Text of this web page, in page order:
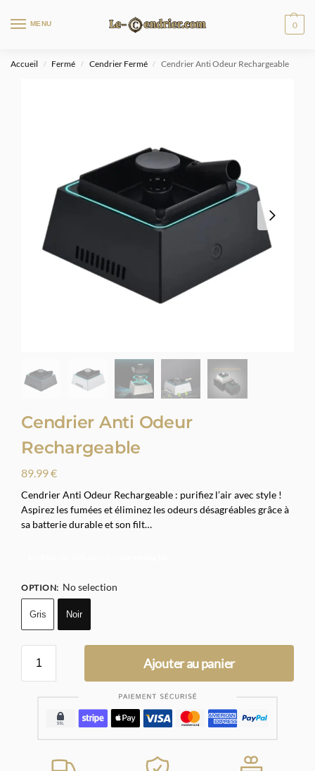
MENU 0
Accueil / Fermé / Cendrier Fermé / Cendrier Anti Odeur Rechargeable
Cendrier Anti Odeur
Rechargeable
89.99€
Cendrier Anti Odeur Rechargeable : purifiez l’air avec style !
Aspirez les fumées et éliminez les odeurs désagréables grâce à
sa batterie durable et son filt…
OPTION: No selection
Gris Noir
Ajouter au panier